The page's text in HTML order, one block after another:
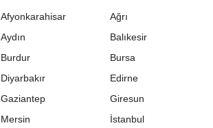
Afyonkarahisar Ağrı
Aydın Balıkesir
Burdur Bursa
Diyarbakır Edirne
Gaziantep Giresun
Mersin İstanbul